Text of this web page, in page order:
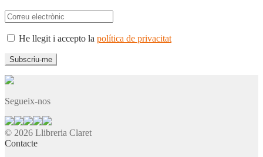
He llegit i accepto la política de privacitat
Segueix-nos
© 2026 Llibreria Claret
Contacte